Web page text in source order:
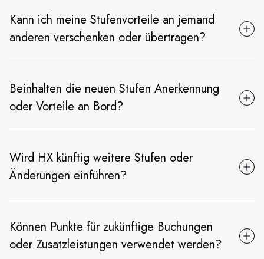
Kann ich meine Stufenvorteile an jemand
anderen verschenken oder übertragen?
Beinhalten die neuen Stufen Anerkennung
oder Vorteile an Bord?
Wird HX künftig weitere Stufen oder
Änderungen einführen?
Können Punkte für zukünftige Buchungen
oder Zusatzleistungen verwendet werden?